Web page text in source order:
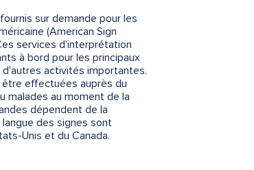
sur demande pour les
(American Sign
services d'interprétation
à bord pour les principaux
activités importantes.
effectuées auprès du
malades au moment de la
dépendent de la
des signes sont
Unis et du Canada.